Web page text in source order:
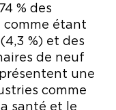
% des
comme étant
%) et des
de neuf
une
comme
santé et le